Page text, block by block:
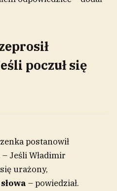
poczuł się
postanowił
Jeśli Władimir
urażony,
– powiedział.